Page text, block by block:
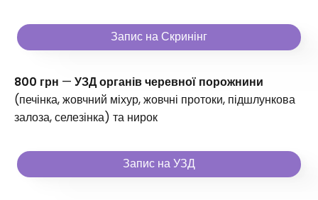
Запис на Скринінг
800 грн — УЗД органів черевної порожнини
(печінка, жовчний міхур, жовчні протоки, підшлункова
залоза, селезінка) та нирок
Запис на УЗД